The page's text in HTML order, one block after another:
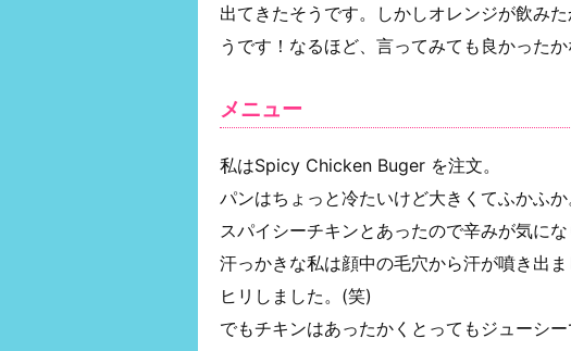
出てきたそうです。しかしオレンジが飲み
うです！なるほど、言ってみても良かった
メニュー
私はSpicy Chicken Buger を注文。
パンはちょっと冷たいけど大きくてふかふか
スパイシーチキンとあったので辛みが気に
汗っかきな私は顔中の毛穴から汗が噴き出
ヒリしました。(笑)
でもチキンはあったかくとってもジューシ